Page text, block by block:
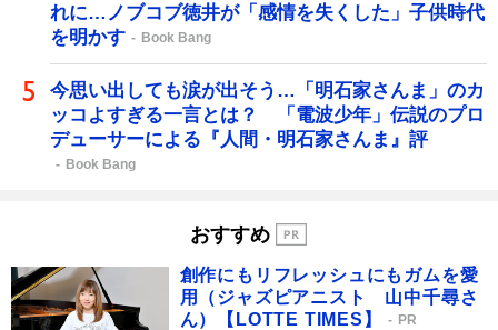
れに…ノブコブ徳井が「感情を失くした」子供時代
を明かす
Book Bang
今思い出しても涙が出そう…「明石家さんま」のカ
ッコよすぎる一言とは？ 「電波少年」伝説のプロ
デューサーによる『人間・明石家さんま』評
Book Bang
おすすめ
創作にもリフレッシュにもガムを愛
用（ジャズピアニスト 山中千尋さ
ん）【LOTTE TIMES】
PR